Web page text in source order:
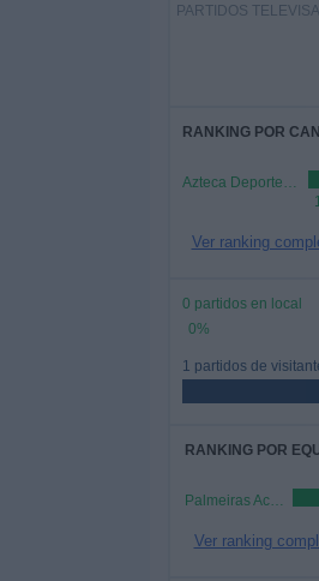
PARTIDOS
RANKING POR
Azteca Deportes Network
Ver ranking
0 partidos en local
0%
1 partidos de
RANKING POR
Palmeiras Academy
Ver ranking